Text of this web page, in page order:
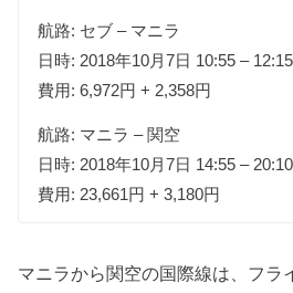
航路: セブ – マニラ
日時: 2018年10月7日 10:55 – 12:15
費用: 6,972円 + 2,358円
航路: マニラ – 関空
日時: 2018年10月7日 14:55 – 20:10
費用: 23,661円 + 3,180円
マニラから関空の国際線は、フラ